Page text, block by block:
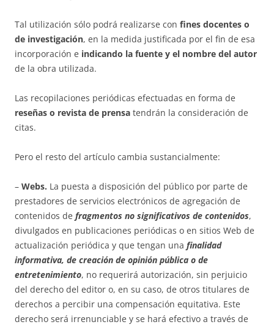
Tal utilización sólo podrá realizarse con fines docentes o
de investigación, en la medida justificada por el fin de esa
incorporación e indicando la fuente y el nombre del autor
de la obra utilizada.
Las recopilaciones periódicas efectuadas en forma de
reseñas o revista de prensa tendrán la consideración de
citas.
Pero el resto del artículo cambia sustancialmente:
– Webs. La puesta a disposición del público por parte de
prestadores de servicios electrónicos de agregación de
contenidos de fragmentos no significativos de contenidos,
divulgados en publicaciones periódicas o en sitios Web de
actualización periódica y que tengan una finalidad
informativa, de creación de opinión pública o de
entretenimiento, no requerirá autorización, sin perjuicio
del derecho del editor o, en su caso, de otros titulares de
derechos a percibir una compensación equitativa. Este
derecho será irrenunciable y se hará efectivo a través de